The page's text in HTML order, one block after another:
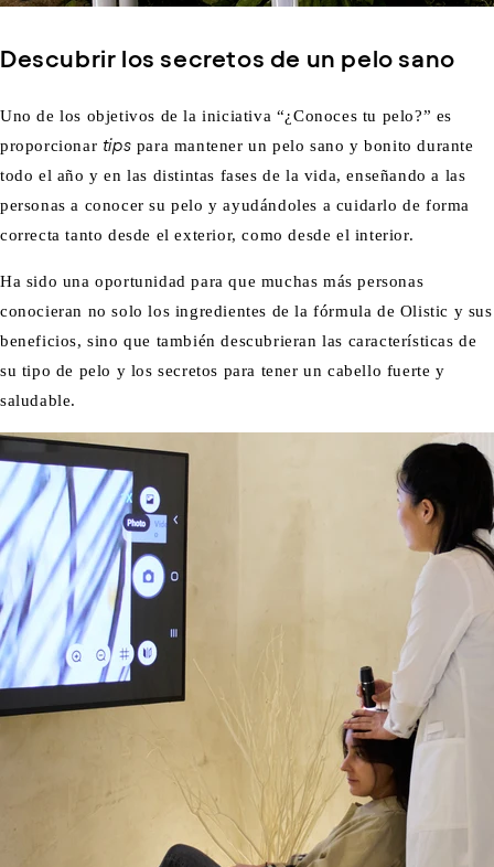
Descubrir los secretos de un pelo sano
Uno de los objetivos de la iniciativa “¿Conoces tu pelo?” es
proporcionar tips para mantener un pelo sano y bonito durante
todo el año y en las distintas fases de la vida, enseñando a las
personas a conocer su pelo y ayudándoles a cuidarlo de forma
correcta tanto desde el exterior, como desde el interior.
Ha sido una oportunidad para que muchas más personas
conocieran no solo los ingredientes de la fórmula de Olistic y sus
beneficios, sino que también descubrieran las características de
su tipo de pelo y los secretos para tener un cabello fuerte y
saludable.